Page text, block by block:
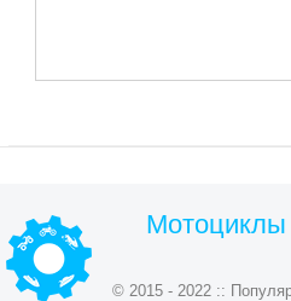
Мотоциклы
© 2015 - 2022 ::